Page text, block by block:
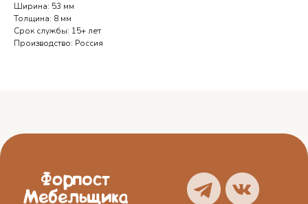
Ширина: 53 мм
Толщина: 8 мм
Срок службы: 15+ лет
Производство: Россия
Политика
конфиденциальности
Услуги
Орёл — 7 905 167 14 34
Курск — 7 950 873 89 10